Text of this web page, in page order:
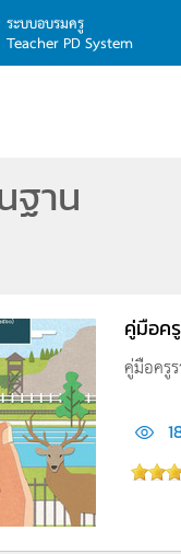
ระบบอบรมครู
Teacher PD System
ฐาน
คู่มือค
คู่มือครู